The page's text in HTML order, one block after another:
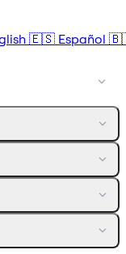
🇪🇸 Español